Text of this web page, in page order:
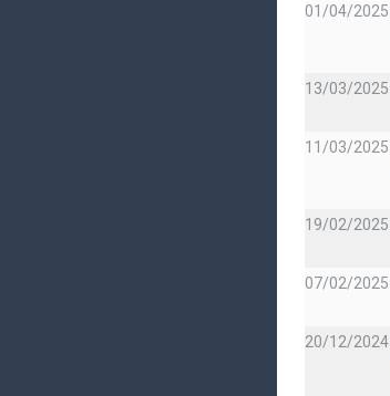
01/04/2025
13/03/2025
11/03/2025
19/02/2025
07/02/2025
20/12/2024